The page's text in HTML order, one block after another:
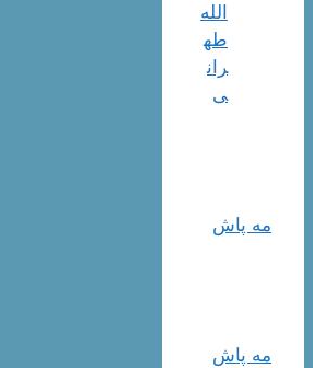
الله
طه
ران
ی
مه پاش
مه پاش